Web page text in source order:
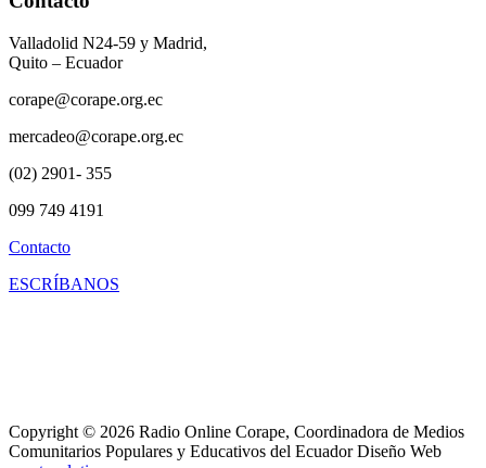
Valladolid N24-59 y Madrid,
Quito – Ecuador
corape@corape.org.ec
mercadeo@corape.org.ec
(02) 2901- 355
099 749 4191
Contacto
ESCRÍBANOS
Copyright © 2026 Radio Online Corape, Coordinadora de Medios
Comunitarios Populares y Educativos del Ecuador Diseño Web